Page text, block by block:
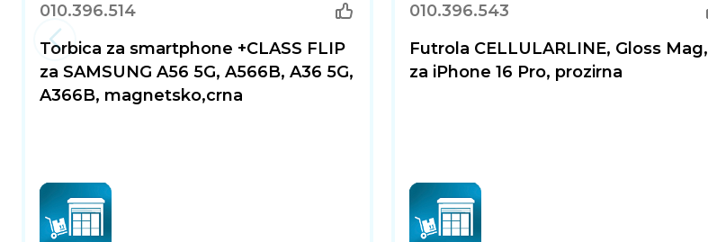
010.396.514
Torbica za smartphone +CLASS FLIP
za SAMSUNG A56 5G, A566B, A36 5G,
A366B, magnetsko,crna
010.396.543
Futrola CELLULARLINE, Gloss Mag,
za iPhone 16 Pro, prozirna